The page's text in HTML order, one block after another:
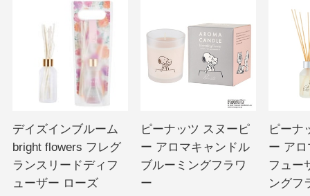
デイズインブルーム
bright flowers フレグ
ランスリードディフ
ューザー ローズ
ピーナッツ スヌーピ
ー アロマキャンドル
ブルーミングフラワ
ー
ピーナ
ー ア
フュー
ングフ